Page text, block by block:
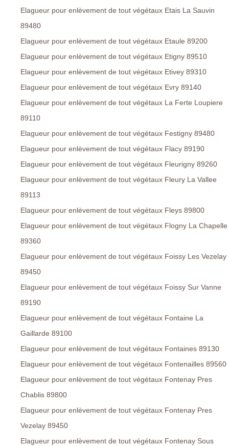
Elagueur pour enlèvement de tout végétaux Etais La Sauvin
89480
Elagueur pour enlèvement de tout végétaux Etaule 89200
Elagueur pour enlèvement de tout végétaux Etigny 89510
Elagueur pour enlèvement de tout végétaux Etivey 89310
Elagueur pour enlèvement de tout végétaux Evry 89140
Elagueur pour enlèvement de tout végétaux La Ferte Loupiere
89110
Elagueur pour enlèvement de tout végétaux Festigny 89480
Elagueur pour enlèvement de tout végétaux Flacy 89190
Elagueur pour enlèvement de tout végétaux Fleurigny 89260
Elagueur pour enlèvement de tout végétaux Fleury La Vallee
89113
Elagueur pour enlèvement de tout végétaux Fleys 89800
Elagueur pour enlèvement de tout végétaux Flogny La Chapelle
89360
Elagueur pour enlèvement de tout végétaux Foissy Les Vezelay
89450
Elagueur pour enlèvement de tout végétaux Foissy Sur Vanne
89190
Elagueur pour enlèvement de tout végétaux Fontaine La
Gaillarde 89100
Elagueur pour enlèvement de tout végétaux Fontaines 89130
Elagueur pour enlèvement de tout végétaux Fontenailles 89560
Elagueur pour enlèvement de tout végétaux Fontenay Pres
Chablis 89800
Elagueur pour enlèvement de tout végétaux Fontenay Pres
Vezelay 89450
Elagueur pour enlèvement de tout végétaux Fontenay Sous